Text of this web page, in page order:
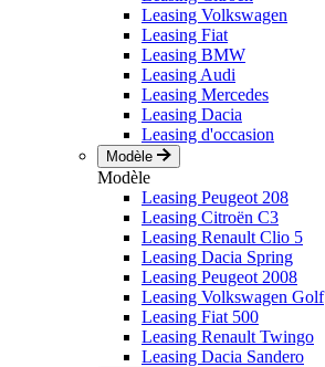
Leasing Volkswagen
Leasing Fiat
Leasing BMW
Leasing Audi
Leasing Mercedes
Leasing Dacia
Leasing d'occasion
Modèle
Modèle
Leasing Peugeot 208
Leasing Citroën C3
Leasing Renault Clio 5
Leasing Dacia Spring
Leasing Peugeot 2008
Leasing Volkswagen Golf
Leasing Fiat 500
Leasing Renault Twingo
Leasing Dacia Sandero